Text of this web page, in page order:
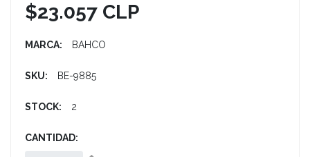
$23.057 CLP
MARCA: BAHCO
SKU: BE-9885
STOCK: 2
CANTIDAD: